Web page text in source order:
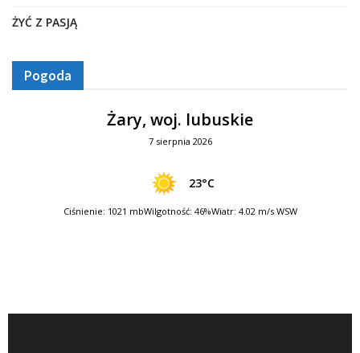
ŻYĆ Z PASJĄ
Pogoda
Żary, woj. lubuskie
7 sierpnia 2026
23°C
Ciśnienie: 1021 mbWilgotność: 46%Wiatr: 4.02 m/s WSW